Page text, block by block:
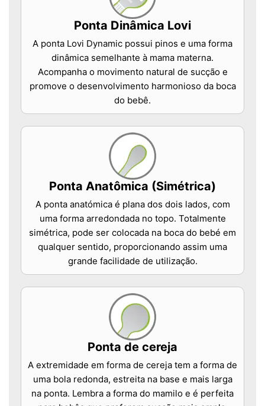
Ponta Dinâmica Lovi
A ponta Lovi Dynamic possui pinos e uma forma
dinâmica semelhante à mama materna.
Acompanha o movimento natural de sucção e
promove o desenvolvimento harmonioso da boca
do bebê.
Ponta Anatômica (Simétrica)
A ponta anatómica é plana dos dois lados, com
uma forma arredondada no topo. Totalmente
simétrica, pode ser colocada na boca do bebé em
qualquer sentido, proporcionando assim uma
grande facilidade de utilização.
Ponta de cereja
A extremidade em forma de cereja tem a forma de
uma bola redonda, estreita na base e mais larga
na ponta. Lembra a forma do mamilo e é perfeita